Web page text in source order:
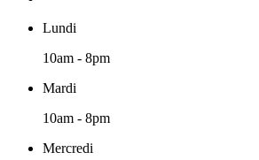
Lundi
10am - 8pm
Mardi
10am - 8pm
Mercredi